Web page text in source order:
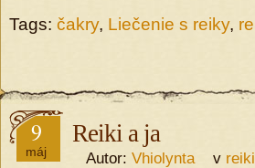
Tags: čakry, Liečenie s reiky,
9
máj
Reiki a ja
Autor: Vhiolyntav reiki